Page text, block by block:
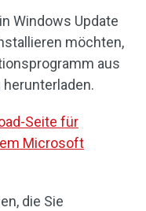
Windows Update
möchten,
aus
Seite für
Microsoft
die Sie